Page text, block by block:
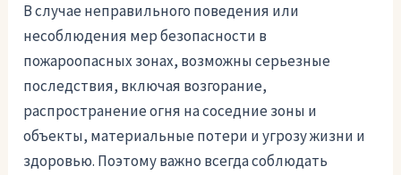
В случае неправильного поведения или
несоблюдения мер безопасности в
пожароопасных зонах, возможны серьезные
последствия, включая возгорание,
распространение огня на соседние зоны и
объекты, материальные потери и угрозу жизни и
здоровью. Поэтому важно всегда соблюдать